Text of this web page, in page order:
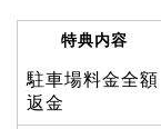
特典内容
駐車場料金全額
返金